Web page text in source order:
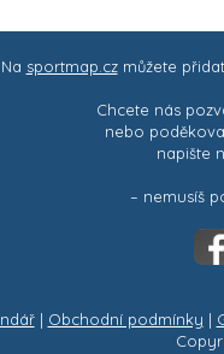
sportmap.czmůžete
Chcete nás
nebo
napište
– nemusíš
| Obchodní podmínky |